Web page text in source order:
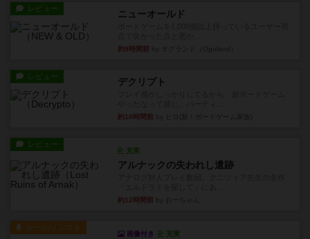
レビュー ニューオールド
約9時間前
レビュー デクリプト
約10時間前
レビュー
充実
アルナックの失われし遺跡
約12時間前
ルール/インスト
画像付き 充実